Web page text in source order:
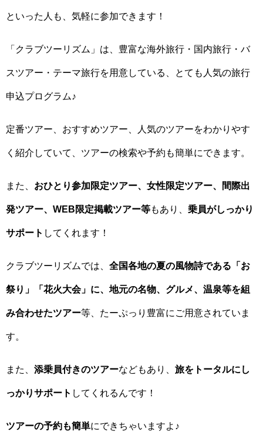
といった人も、気軽に参加できます！
「クラブツーリズム」は、豊富な海外旅行・国内旅行・バ
スツアー・テーマ旅行を用意している、とても人気の旅行
申込プログラム♪
定番ツアー、おすすめツアー、人気のツアーをわかりやす
く紹介していて、ツアーの検索や予約も簡単にできます。
また、 おひとり参加限定ツアー、女性限定ツアー、間際出
発ツアー、WEB限定掲載ツアー等もあり、 乗員がしっかり
サポート してくれます！
クラブツーリズムでは、 全国各地の夏の風物詩である「お
祭り」「花火大会」に、地元の名物、グルメ、温泉等を組
み合わせたツアー等、たーぷっり豊富にご用意されていま
す。
また、 添乗員付きのツアーなどもあり、 旅をトータルにし
っかりサポート してくれるんです！
ツアーの予約も簡単にできちゃいますよ♪